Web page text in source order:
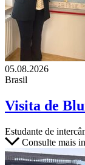
05.08.2026
Brasil
Visita de
Estudante de
Consulte mais